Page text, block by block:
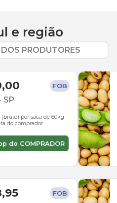
e região
DOS PRODUTORES
FOB
SP
(bruto) por saca de 60kg
do comprador
do COMPRADOR
FOB